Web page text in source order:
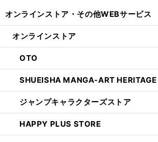
オンラインストア・ その他WEBサービス
オンラインストア
OTO
SHUEISHA MANGA-ART HERITAGE
ジャンプキャラクターズストア
HAPPY PLUS STORE